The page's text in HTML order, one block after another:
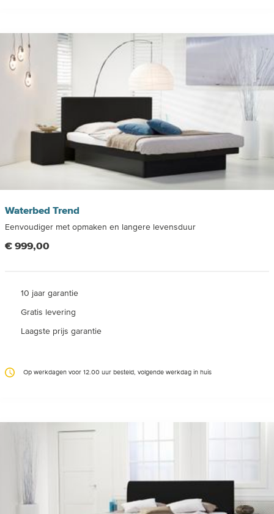
Waterbed Trend
Eenvoudiger met opmaken en langere levensduur
€ 999,00
10 jaar garantie
Gratis levering
Laagste prijs garantie
Op werkdagen voor 12.00 uur besteld, volgende werkdag in huis